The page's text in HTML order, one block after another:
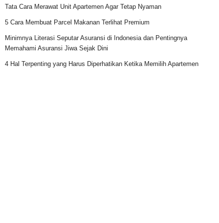
Tata Cara Merawat Unit Apartemen Agar Tetap Nyaman
5 Cara Membuat Parcel Makanan Terlihat Premium
Minimnya Literasi Seputar Asuransi di Indonesia dan Pentingnya
Memahami Asuransi Jiwa Sejak Dini
4 Hal Terpenting yang Harus Diperhatikan Ketika Memilih Apartemen